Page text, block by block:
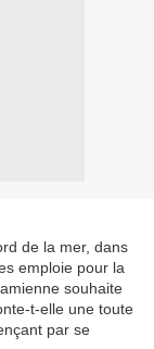
de la mer, dans
emploie pour la
souhaite
t-elle une toute
par se